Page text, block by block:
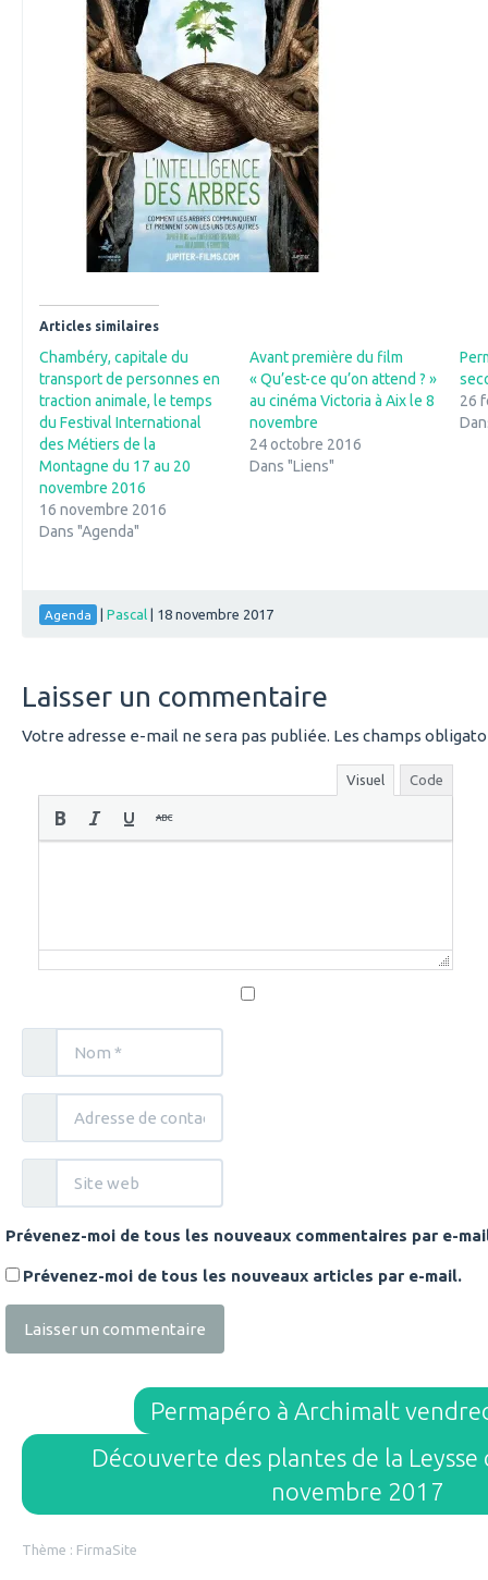
Articles similaires
Chambéry, capitale du
transport de personnes en
traction animale, le temps
du Festival International
des Métiers de la
Montagne du 17 au 20
novembre 2016
16 novembre 2016
Dans "Agenda"
Avant première du film
« Qu’est-ce qu’on attend ? »
au cinéma Victoria à Aix le 8
novembre
24 octobre 2016
Dans "Liens"
26
Agenda Pascal 18 novembre 2017
Laisser un commentaire
Votre adresse e-mail ne sera pas publiée. Les champs
Visuel Code
Prévenez-moi de tous les nouveaux commentaires par e-
Prévenez-moi de tous les nouveaux articles par e-mail.
Permapéro à Archimalt
Découverte des plantes de la
novembre 2017
Thème : FirmaSite